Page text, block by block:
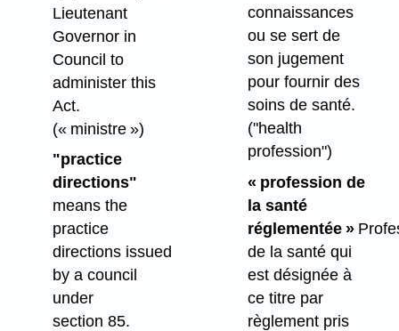
Lieutenant
Governor in
Council to
administer this
Act.
(« ministre »)
"practice
directions"
means the
practice
directions issued
by a council
under
section 85.
connaissances
ou se sert de
son jugement
pour fournir des
soins de santé.
("health
profession")
« profession de
la santé
réglementée »
de la santé qui
est désignée à
ce titre par
règlement pris